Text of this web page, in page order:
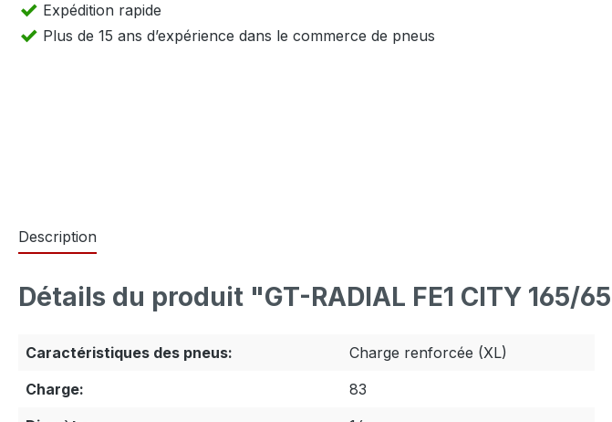
Expédition rapide
Plus de 15 ans d’expérience dans le commerce de pneus
Description
Détails du produit "GT-RADIAL FE1 CITY 165/
Caractéristiques des pneus:
Charge renforcée (XL)
Charge:
83